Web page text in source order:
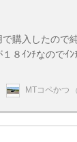
購入したので
８ｲﾝﾁなのでｲ
MTコペかつ